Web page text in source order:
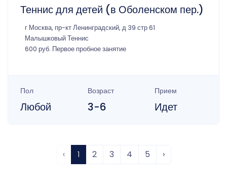
Теннис для детей (в Оболенском пер.)
г Москва, пр-кт Ленинградский, д 39 стр 61
Малышковый Теннис
600 руб. Первое пробное занятие
Пол
Любой
Возраст
3-6
Прием
Идет
‹ 1 2 3 4 5 ›